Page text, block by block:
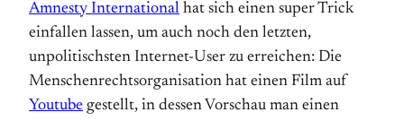
Amnesty International hat sich einen super Trick
einfallen lassen, um auch noch den letzten,
unpolitischsten Internet-User zu erreichen: Die
Menschenrechtsorganisation hat einen Film auf
Youtube gestellt, in dessen Vorschau man einen